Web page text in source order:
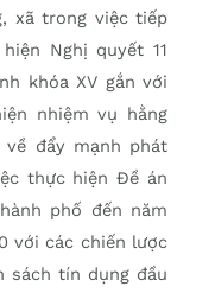
xã trong việc tiếp
Nghị quyết 11
khóa XV gắn với
nhiệm vụ hằng
đẩy mạnh phát
thực hiện Đề án
phố đến năm
với các chiến lược
sách tín dụng đầu